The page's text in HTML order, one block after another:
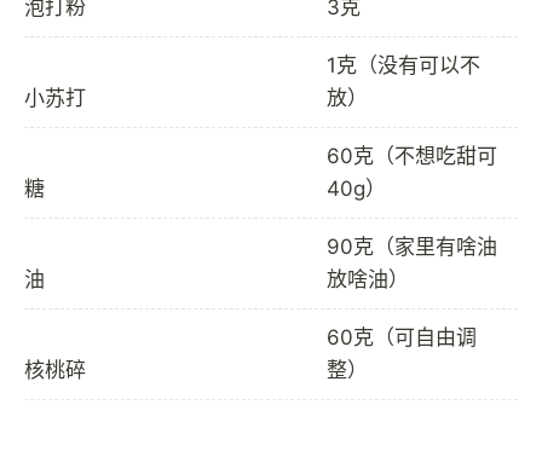
泡打粉 3克
小苏打
1克（没有可以不
放）
糖
60克（不想吃甜可
40g）
油
90克（家里有啥油
放啥油）
核桃碎
60克（可自由调
整）